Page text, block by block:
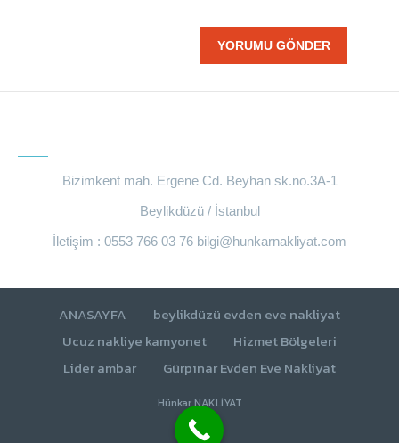
Bizimkent mah. Ergene Cd. Beyhan sk.no.3A-1
Beylikdüzü / İstanbul
İletişim : 0553 766 03 76 bilgi@hunkarnakliyat.com
ANASAYFA
beylikdüzü evden eve nakliyat
Ucuz nakliye kamyonet
Hizmet Bölgeleri
Lider ambar
Gürpınar Evden Eve Nakliyat
Hünkar NAKLİYAT